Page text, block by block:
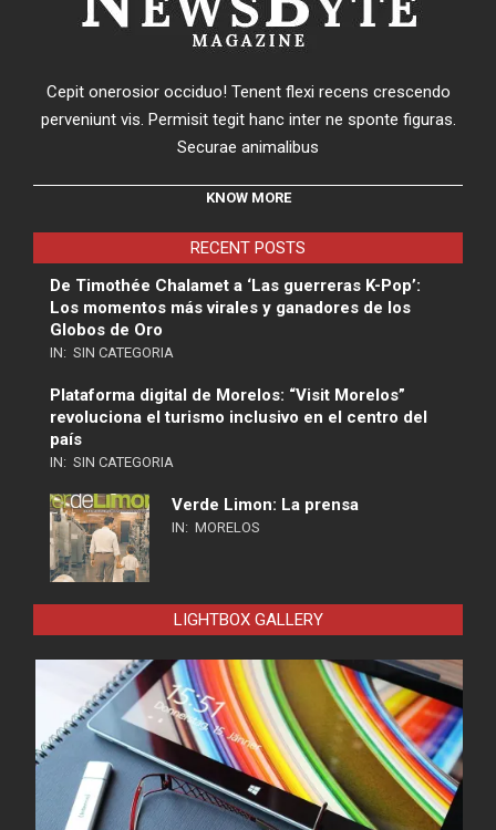
Cepit onerosior occiduo! Tenent flexi recens crescendo
perveniunt vis. Permisit tegit hanc inter ne sponte figuras.
Securae animalibus
KNOW MORE
RECENT POSTS
De Timothée Chalamet a ‘Las guerreras K-Pop’:
Los momentos más virales y ganadores de los
Globos de Oro
IN: SIN CATEGORIA
Plataforma digital de Morelos: “Visit Morelos”
revoluciona el turismo inclusivo en el centro del
país
IN: SIN CATEGORIA
Verde Limon: La prensa
IN: MORELOS
LIGHTBOX GALLERY